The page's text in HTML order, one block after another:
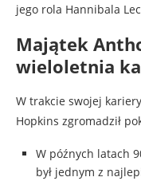
jego rola Hannibala
Majątek
wieloletnia
W trakcie swojej
Hopkins zgromadził
W późnych latach
był jednym z